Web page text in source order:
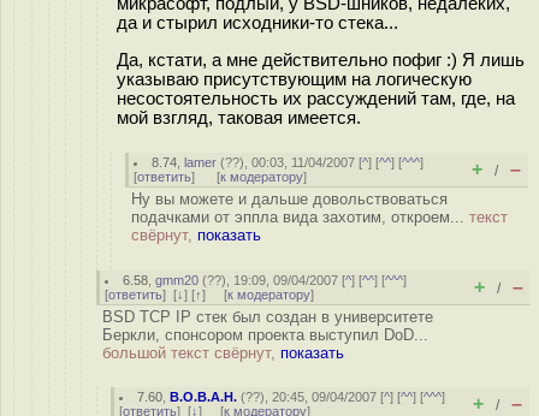
да и стырил исходники-то стека...
Да, кстати, а мне действительно пофиг :) Я лишь
указываю присутствующим на логическую
несостоятельность их рассуждений там, где, на
мой взгляд, таковая имеется.
8.74 ,lamer (??), 00:03, 11/04/2007 [^] [^^] [^^^]
[ответить] [к модератору] + / –
Ну вы можете и дальше довольствоваться
подачками от эппла вида захотим, откроем... текст
свёрнут, показать
6.58 ,gmm20 (??), 19:09, 09/04/2007 [^] [^^] [^^^]
[ответить] [↓] [↑] [к модератору] + / –
BSD TCP IP стек был создан в университете
Беркли, спонсором проекта выступил DoD...
большой текст свёрнут, показать
7.60 ,B.O.B.A.H. (??), 20:45, 09/04/2007 [^] [^^] [^^^]
[ответить] [↓] [к модератору] + / –